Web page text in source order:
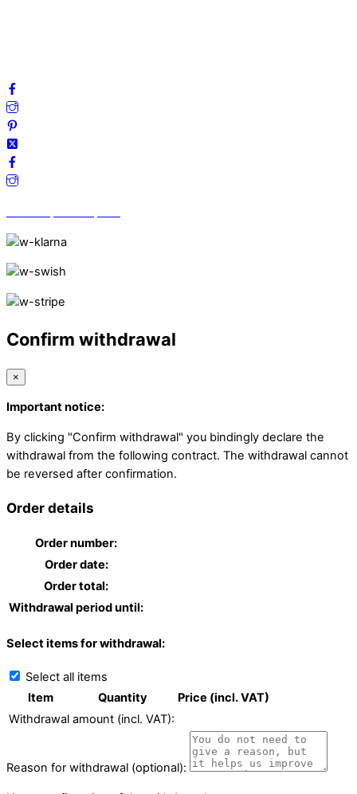
Confirm withdrawal
×
Important notice:
By clicking "Confirm withdrawal" you bindingly declare the
withdrawal from the following contract. The withdrawal cannot
be reversed after confirmation.
Order details
Order number:
Order date:
Order total:
Withdrawal period until:
Select items for withdrawal:
Select all items
Item
Quantity
Price (incl. VAT)
Withdrawal amount (incl. VAT):
Reason for withdrawal (optional):